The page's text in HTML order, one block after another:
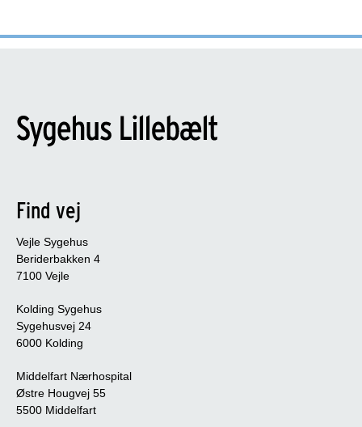
Find vej
Vejle Sygehus
Beriderbakken 4
7100 Vejle
Kolding Sygehus
Sygehusvej 24
6000 Kolding
Middelfart Nærhospital
Østre Hougvej 55
5500 Middelfart